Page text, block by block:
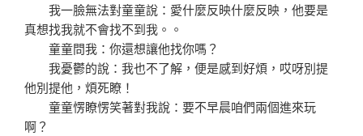
我一臉無法對童童說：愛什麼反映什麼反映，他要是
真想找我就不會找不到我。。
童童問我：你還想讓他找你嗎？
我憂鬱的說：我也不了解，便是感到好煩，哎呀別提
他別提他，煩死瞭！
童童愣瞭愣笑著對我說：要不早晨咱們兩個進來玩
啊？